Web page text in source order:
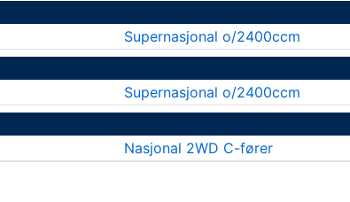
Supernasjonal o/2400ccm
Supernasjonal o/2400ccm
Nasjonal 2WD C-fører